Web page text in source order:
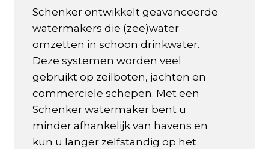
Schenker ontwikkelt geavanceerde
watermakers die (zee)water
omzetten in schoon drinkwater.
Deze systemen worden veel
gebruikt op zeilboten, jachten en
commerciële schepen. Met een
Schenker watermaker bent u
minder afhankelijk van havens en
kun u langer zelfstandig op het